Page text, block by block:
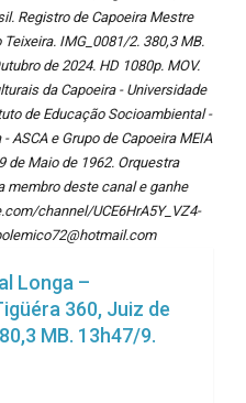
Registro de Capoeira Mestre
IMG_0081/2. 380,3 MB.
de 2024. HD 1080p. MOV.
da Capoeira - Universidade
de Educação Socioambiental -
ASCA e Grupo de Capoeira MEIA
de Maio de 1962. Orquestra
membro deste canal e ganhe
channel/UCE6HrA5Y_VZ4-
Longa –
360, Juiz de
MB. 13h47/9.